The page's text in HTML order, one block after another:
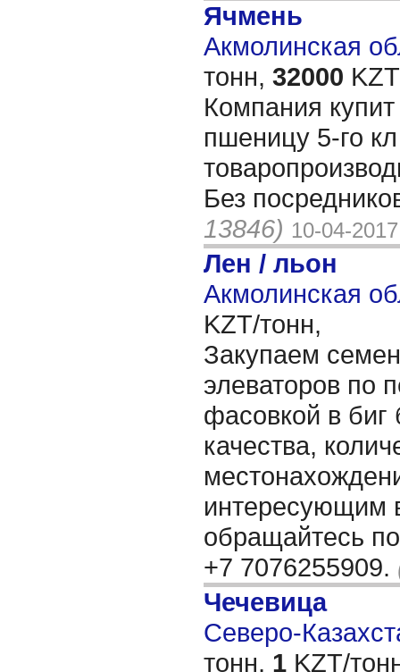
Ячмень
Акмолинская
тонн, 32000
Компания
пшеницу 5-го
Без
13846) 10-04-2017
Лен / льон
Акмолинская
KZT/тонн,
Закупаем
элеваторов по
фасовкой в биг
качества,
интересующим
обращайтесь
+7 7076255909.
Чечевица
Северо-
тонн, 1 KZT/